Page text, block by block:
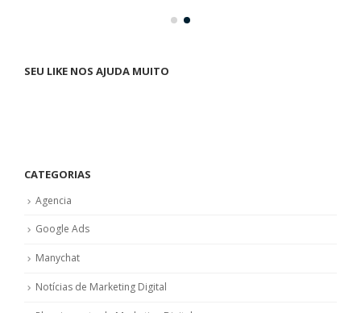
SEU LIKE NOS AJUDA MUITO
CATEGORIAS
Agencia
Google Ads
Manychat
Notícias de Marketing Digital